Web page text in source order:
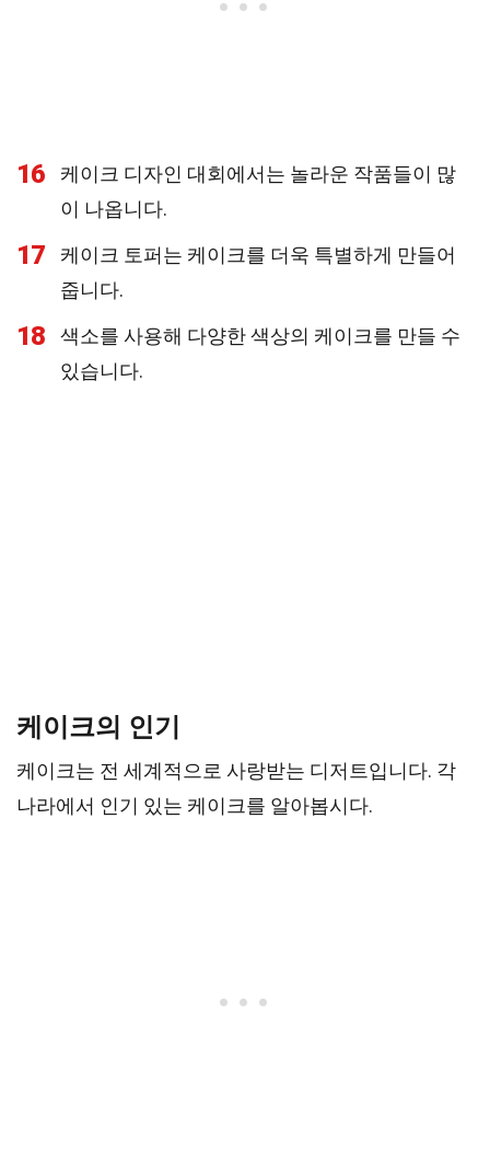
16
케이크 디자인 대회에서는 놀라운 작품들이 많
이 나옵니다.
17
케이크 토퍼는 케이크를 더욱 특별하게 만들어
줍니다.
18
색소를 사용해 다양한 색상의 케이크를 만들 수
있습니다.
케이크의 인기
케이크는 전 세계적으로 사랑받는 디저트입니다. 각
나라에서 인기 있는 케이크를 알아봅시다.